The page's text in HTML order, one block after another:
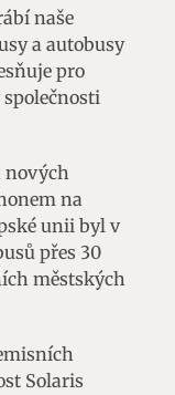
naše
a autobusy
pro
společnosti
nových
na
unii byl v
přes 30
městských
Solaris